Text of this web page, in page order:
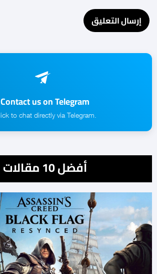
Contact us on Telegram
.Click to chat directly via Telegram
أفضل 10 مقالات